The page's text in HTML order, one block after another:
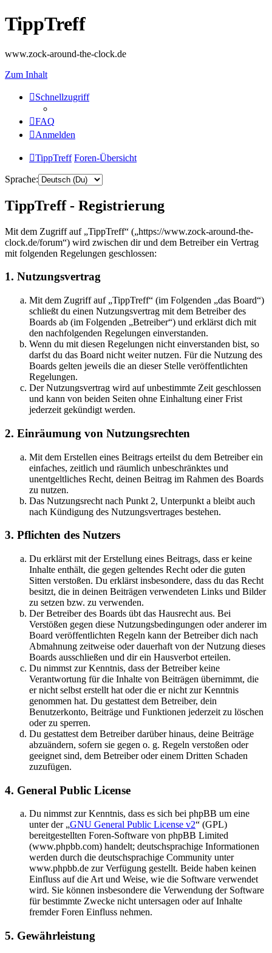
TippTreff
www.zock-around-the-clock.de
Zum Inhalt
Schnellzugriff
FAQ
Anmelden
TippTreff Foren-Übersicht
Sprache:
TippTreff - Registrierung
Mit dem Zugriff auf „TippTreff“ („https://www.zock-around-the-
clock.de/forum“) wird zwischen dir und dem Betreiber ein Vertrag
mit folgenden Regelungen geschlossen:
1. Nutzungsvertrag
Mit dem Zugriff auf „TippTreff“ (im Folgenden „das Board“)
schließt du einen Nutzungsvertrag mit dem Betreiber des
Boards ab (im Folgenden „Betreiber“) und erklärst dich mit
den nachfolgenden Regelungen einverstanden.
Wenn du mit diesen Regelungen nicht einverstanden bist, so
darfst du das Board nicht weiter nutzen. Für die Nutzung des
Boards gelten jeweils die an dieser Stelle veröffentlichten
Regelungen.
Der Nutzungsvertrag wird auf unbestimmte Zeit geschlossen
und kann von beiden Seiten ohne Einhaltung einer Frist
jederzeit gekündigt werden.
2. Einräumung von Nutzungsrechten
Mit dem Erstellen eines Beitrags erteilst du dem Betreiber ein
einfaches, zeitlich und räumlich unbeschränktes und
unentgeltliches Recht, deinen Beitrag im Rahmen des Boards
zu nutzen.
Das Nutzungsrecht nach Punkt 2, Unterpunkt a bleibt auch
nach Kündigung des Nutzungsvertrages bestehen.
3. Pflichten des Nutzers
Du erklärst mit der Erstellung eines Beitrags, dass er keine
Inhalte enthält, die gegen geltendes Recht oder die guten
Sitten verstoßen. Du erklärst insbesondere, dass du das Recht
besitzt, die in deinen Beiträgen verwendeten Links und Bilder
zu setzen bzw. zu verwenden.
Der Betreiber des Boards übt das Hausrecht aus. Bei
Verstößen gegen diese Nutzungsbedingungen oder anderer im
Board veröffentlichten Regeln kann der Betreiber dich nach
Abmahnung zeitweise oder dauerhaft von der Nutzung dieses
Boards ausschließen und dir ein Hausverbot erteilen.
Du nimmst zur Kenntnis, dass der Betreiber keine
Verantwortung für die Inhalte von Beiträgen übernimmt, die
er nicht selbst erstellt hat oder die er nicht zur Kenntnis
genommen hat. Du gestattest dem Betreiber, dein
Benutzerkonto, Beiträge und Funktionen jederzeit zu löschen
oder zu sperren.
Du gestattest dem Betreiber darüber hinaus, deine Beiträge
abzuändern, sofern sie gegen o. g. Regeln verstoßen oder
geeignet sind, dem Betreiber oder einem Dritten Schaden
zuzufügen.
4. General Public License
Du nimmst zur Kenntnis, dass es sich bei phpBB um eine
unter der „GNU General Public License v2“ (GPL)
bereitgestellten Foren-Software von phpBB Limited
(www.phpbb.com) handelt; deutschsprachige Informationen
werden durch die deutschsprachige Community unter
www.phpbb.de zur Verfügung gestellt. Beide haben keinen
Einfluss auf die Art und Weise, wie die Software verwendet
wird. Sie können insbesondere die Verwendung der Software
für bestimmte Zwecke nicht untersagen oder auf Inhalte
fremder Foren Einfluss nehmen.
5. Gewährleistung